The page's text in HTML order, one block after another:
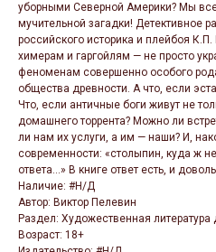
уборными Северной Америки? Мы
мучительной загадки! Детективное
российского историка и плейбоя
химерам и гаргойлям — не просто
феноменам совершенно особого
общества древности. А что, если
Что, если античные боги живут не
домашнего торрента? Можно ли
ли нам их услуги, а им — наши? И,
современности: «столыпин, куда ж
ответа...» В книге ответ есть, и
Наличие: #Н/Д
Автор: Виктор Пелевин
Раздел: Художественная литература
Возраст: 18+